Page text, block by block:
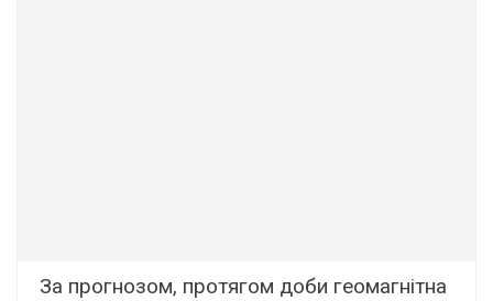
За прогнозом, протягом доби геомагнітна